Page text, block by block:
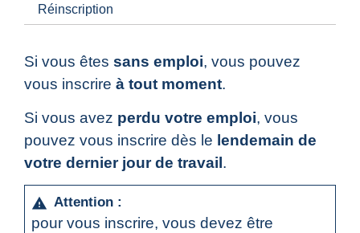
Réinscription
Si vous êtes sans emploi, vous pouvez
vous inscrire à tout moment.
Si vous avez perdu votre emploi, vous
pouvez vous inscrire dès le lendemain de
votre dernier jour de travail.
warning Attention :
pour vous inscrire, vous devez être